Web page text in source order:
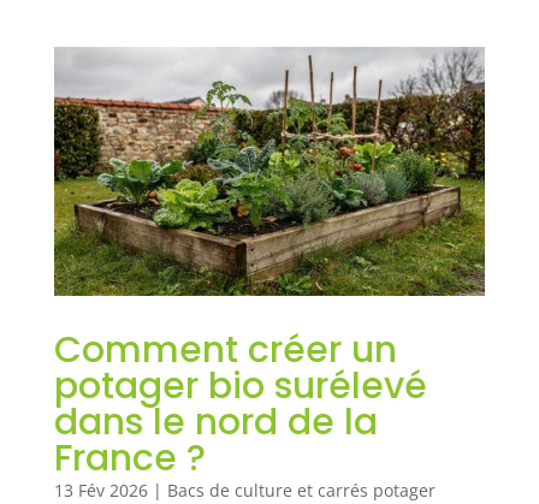
Comment créer un
potager bio surélevé
dans le nord de la
France ?
13 Fév 2026| Bacs de culture et carrés potager